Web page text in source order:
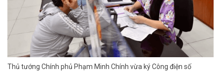
Thủ tướng Chính phủ Phạm Minh Chính vừa ký Công điện số